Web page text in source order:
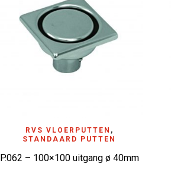
ADD TO WISHLIST
RVS VLOERPUTTEN ,
STANDAARD PUTTEN
P.062 – 100×100 uitgang ø 40mm